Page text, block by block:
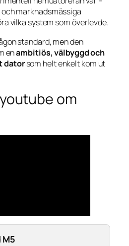
marknadsmässiga
vilka system som överlevde.
standard, men den
enambitiös, välbyggd och
datorsom helt enkelt kom ut
om